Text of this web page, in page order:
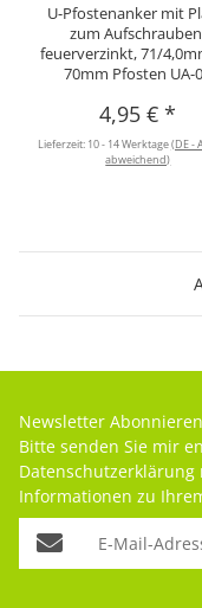
U-Pfostenanker mit
zum
feuerverzinkt, 71/
70mm Pfosten UA-
4,95 €*
Lieferzeit: 10 - 14 Werktage(DE -
abweichend)
Newsletter Abonnieren
Bitte senden Sie mir
Datenschutzerklärung
Informationen zu